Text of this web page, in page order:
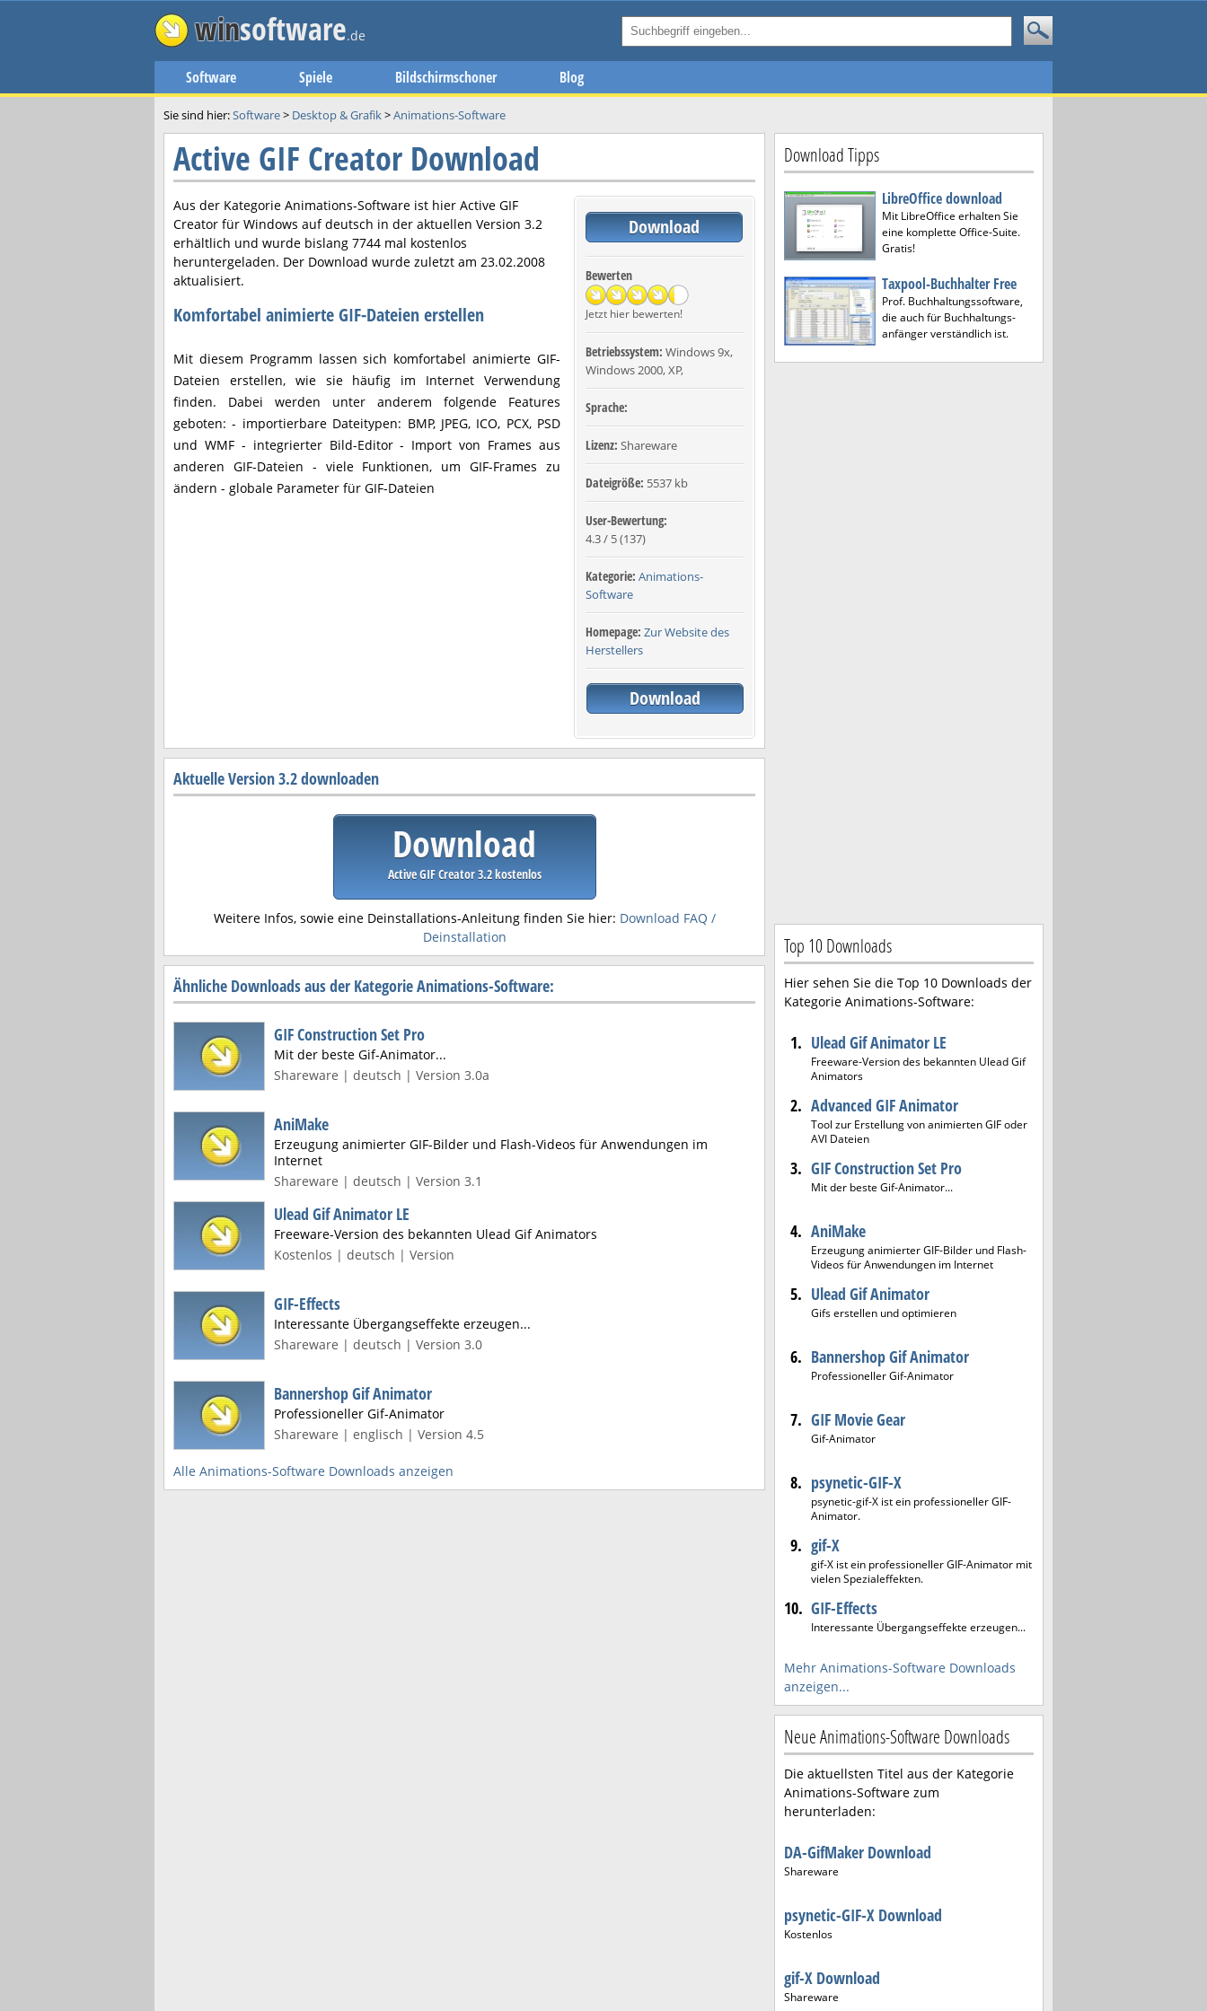
winsoftware.de
Software Spiele Bildschirmschoner Blog
Sie sind hier:Software> Desktop & Grafik>Animations-Software
Active GIF Creator Download
Aus der Kategorie Animations-Software ist hier Active GIF
Creator für Windows auf deutsch in der aktuellen Version 3.2
erhältlich und wurde bislang 7744 mal kostenlos
heruntergeladen. Der Download wurde zuletzt am 23.02.2008
aktualisiert.
Download
Bewerten
Jetzt hier bewerten!
Betriebssystem: Windows 9x,
Windows 2000, XP,
Sprache:
Lizenz: Shareware
Dateigröße: 5537 kb
User-Bewertung:
4.3/ 5(137)
Kategorie: Animations-
Software
Homepage: Zur Website des
Herstellers
Download
Komfortabel animierte GIF-Dateien erstellen
Mit diesem Programm lassen sich komfortabel animierte GIF-
Dateien erstellen, wie sie häufig im Internet Verwendung
finden. Dabei werden unter anderem folgende Features
geboten: - importierbare Dateitypen: BMP, JPEG, ICO, PCX, PSD
und WMF - integrierter Bild-Editor - Import von Frames aus
anderen GIF-Dateien - viele Funktionen, um GIF-Frames zu
ändern - globale Parameter für GIF-Dateien
Aktuelle Version 3.2 downloaden
Download
Active GIF Creator 3.2 kostenlos
Weitere Infos, sowie eine Deinstallations-Anleitung finden Sie hier: Download FAQ /
Deinstallation
Ähnliche Downloads aus der Kategorie Animations-Software:
GIF Construction Set Pro
Mit der beste Gif-Animator...
Shareware | deutsch | Version 3.0a
AniMake
Erzeugung animierter GIF-Bilder und Flash-Videos für Anwendungen im
Internet
Shareware | deutsch | Version 3.1
Ulead Gif Animator LE
Freeware-Version des bekannten Ulead Gif Animators
Kostenlos | deutsch | Version
GIF-Effects
Interessante Übergangseffekte erzeugen...
Shareware | deutsch | Version 3.0
Bannershop Gif Animator
Professioneller Gif-Animator
Shareware | englisch | Version 4.5
Alle Animations-Software Downloads anzeigen
Download Tipps
LibreOffice download
Mit LibreOffice erhalten Sie
eine komplette Office-Suite.
Gratis!
Taxpool-Buchhalter Free
Prof. Buchhaltungssoftware,
die auch für Buchhaltungs-
anfänger verständlich ist.
Top 10 Downloads
Hier sehen Sie die Top 10 Downloads der
Kategorie Animations-Software:
1. Ulead Gif Animator LE
Freeware-Version des bekannten Ulead Gif
Animators
2. Advanced GIF Animator
Tool zur Erstellung von animierten GIF oder
AVI Dateien
3. GIF Construction Set Pro
Mit der beste Gif-Animator...
4. AniMake
Erzeugung animierter GIF-Bilder und Flash-
Videos für Anwendungen im Internet
5. Ulead Gif Animator
Gifs erstellen und optimieren
6. Bannershop Gif Animator
Professioneller Gif-Animator
7. GIF Movie Gear
Gif-Animator
8. psynetic-GIF-X
psynetic-gif-X ist ein professioneller GIF-
Animator.
9. gif-X
gif-X ist ein professioneller GIF-Animator mit
vielen Spezialeffekten.
10. GIF-Effects
Interessante Übergangseffekte erzeugen...
Mehr Animations-Software Downloads
anzeigen...
Neue Animations-Software Downloads
Die aktuellsten Titel aus der Kategorie
Animations-Software zum
herunterladen:
DA-GifMaker Download
Shareware
psynetic-GIF-X Download
Kostenlos
gif-X Download
Shareware